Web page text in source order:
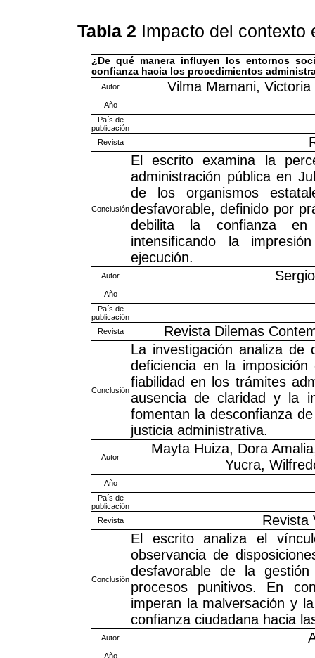
Tabla 2 Impacto del
¿De qué manera influyen los entornos
confianza hacia los procedimientos
Autor Vilma Mamani,
Año
País de
publicación
Revista
Conclusión
El escrito examina la
administración pública en
de los organismos
desfavorable, definido por
debilita la confianza en
intensificando la
ejecución.
Autor
Año
País de
publicación
Revista
Revista Dilemas
Conclusión
La investigación analiza de
deficiencia en la
fiabilidad en los trámites
ausencia de claridad y la
fomentan la desconfianza
justicia administrativa.
Autor
Mayta Huiza, Dora
Yucra,
Año
País de
publicación
Revista
Revista
Conclusión
El escrito analiza el
observancia de
desfavorable de la
procesos punitivos. En
imperan la malversación y
confianza ciudadana hacia
Autor
Año